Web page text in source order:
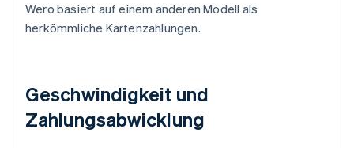
Wero basiert auf einem anderen Modell als
herkömmliche Kartenzahlungen.
Geschwindigkeit und
Zahlungsabwicklung